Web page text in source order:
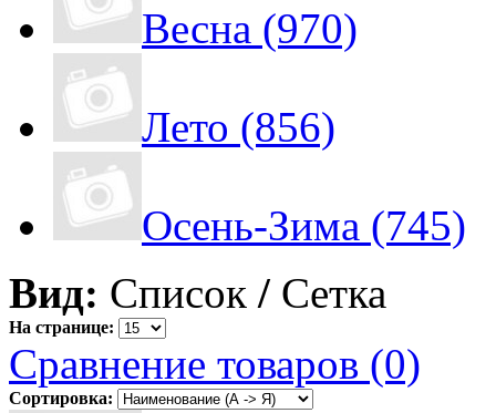
Весна (970)
Лето (856)
Осень-Зима (745)
Вид: Список / Сетка
На странице:
Сравнение товаров (0)
Сортировка: